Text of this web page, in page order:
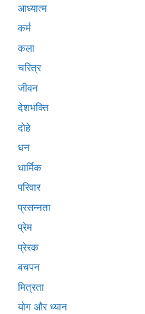
आध्यात्म
कर्म
कला
चरित्र
जीवन
देशभक्ति
दोहे
धन
धार्मिक
परिवार
प्रसन्नता
प्रेम
प्रेरक
बचपन
मित्रता
योग और ध्यान